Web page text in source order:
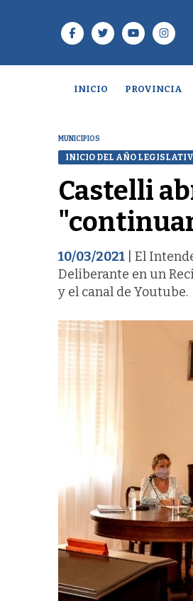
INICIO PROVINCIA
MUNICIPIOS
INICIO DEL AÑO
Castelli
10/03/2021 | El
Deliberante en un
y el canal de Youtube.